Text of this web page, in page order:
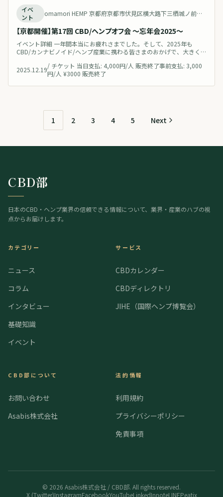
イベ
ント
omamori HEMP 京都府京都市伏見区横大路下三栖城ノ前町2-7 Japan 地図を見る
【京都開催】第17回 CBD/ヘンプオフ会 〜忘年会2025〜
イベント詳細 一年間本当にお疲れさまでした。そして、2025年も
CBD/カンナビノイド/ヘンプ産業に携わる皆さまのおかげで、大きく前
最後のCBD部イベントとして、「第17回 CBD/ヘンプオフ会〜忘年会
2025〜」 を開催します。 2025年は、国内麻産業にとって規制・制度
2025.12.19/ チケット 当日支払: 4,000円/人 販売終了事前支払: 3,000
円/人 ¥3000 販売終了
1 2 3 4 5 Next
CBD部
日本のCBD・ヘンプ業界の信頼できる情報について、業界・産業のハブの視
点からお届けします。
カテゴリー
ニュース
コラム
インタビュー
基礎知識
イベント
サービス
CBDカレンダー
CBDディレクトリ
JIHE（国際ヘンプ博覧会）
CBD部について
お問い合わせ
Asabis株式会社
法的情報
利用規約
プライバシーポリシー
免責事項
© 2026 Asabis株式会社 / CBD部. All rights reserved.
X (Twitter)InstagramFacebookYouTubeLinkedInnoteLINEPeatix